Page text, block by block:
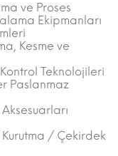
ve Proses
Ekipmanları
Kesme ve
Teknolojileri
Paslanmaz
Kurutma / Çekirdek